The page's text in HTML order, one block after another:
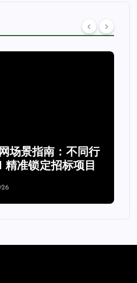
场景指南：不同行
精准锁定招标项目